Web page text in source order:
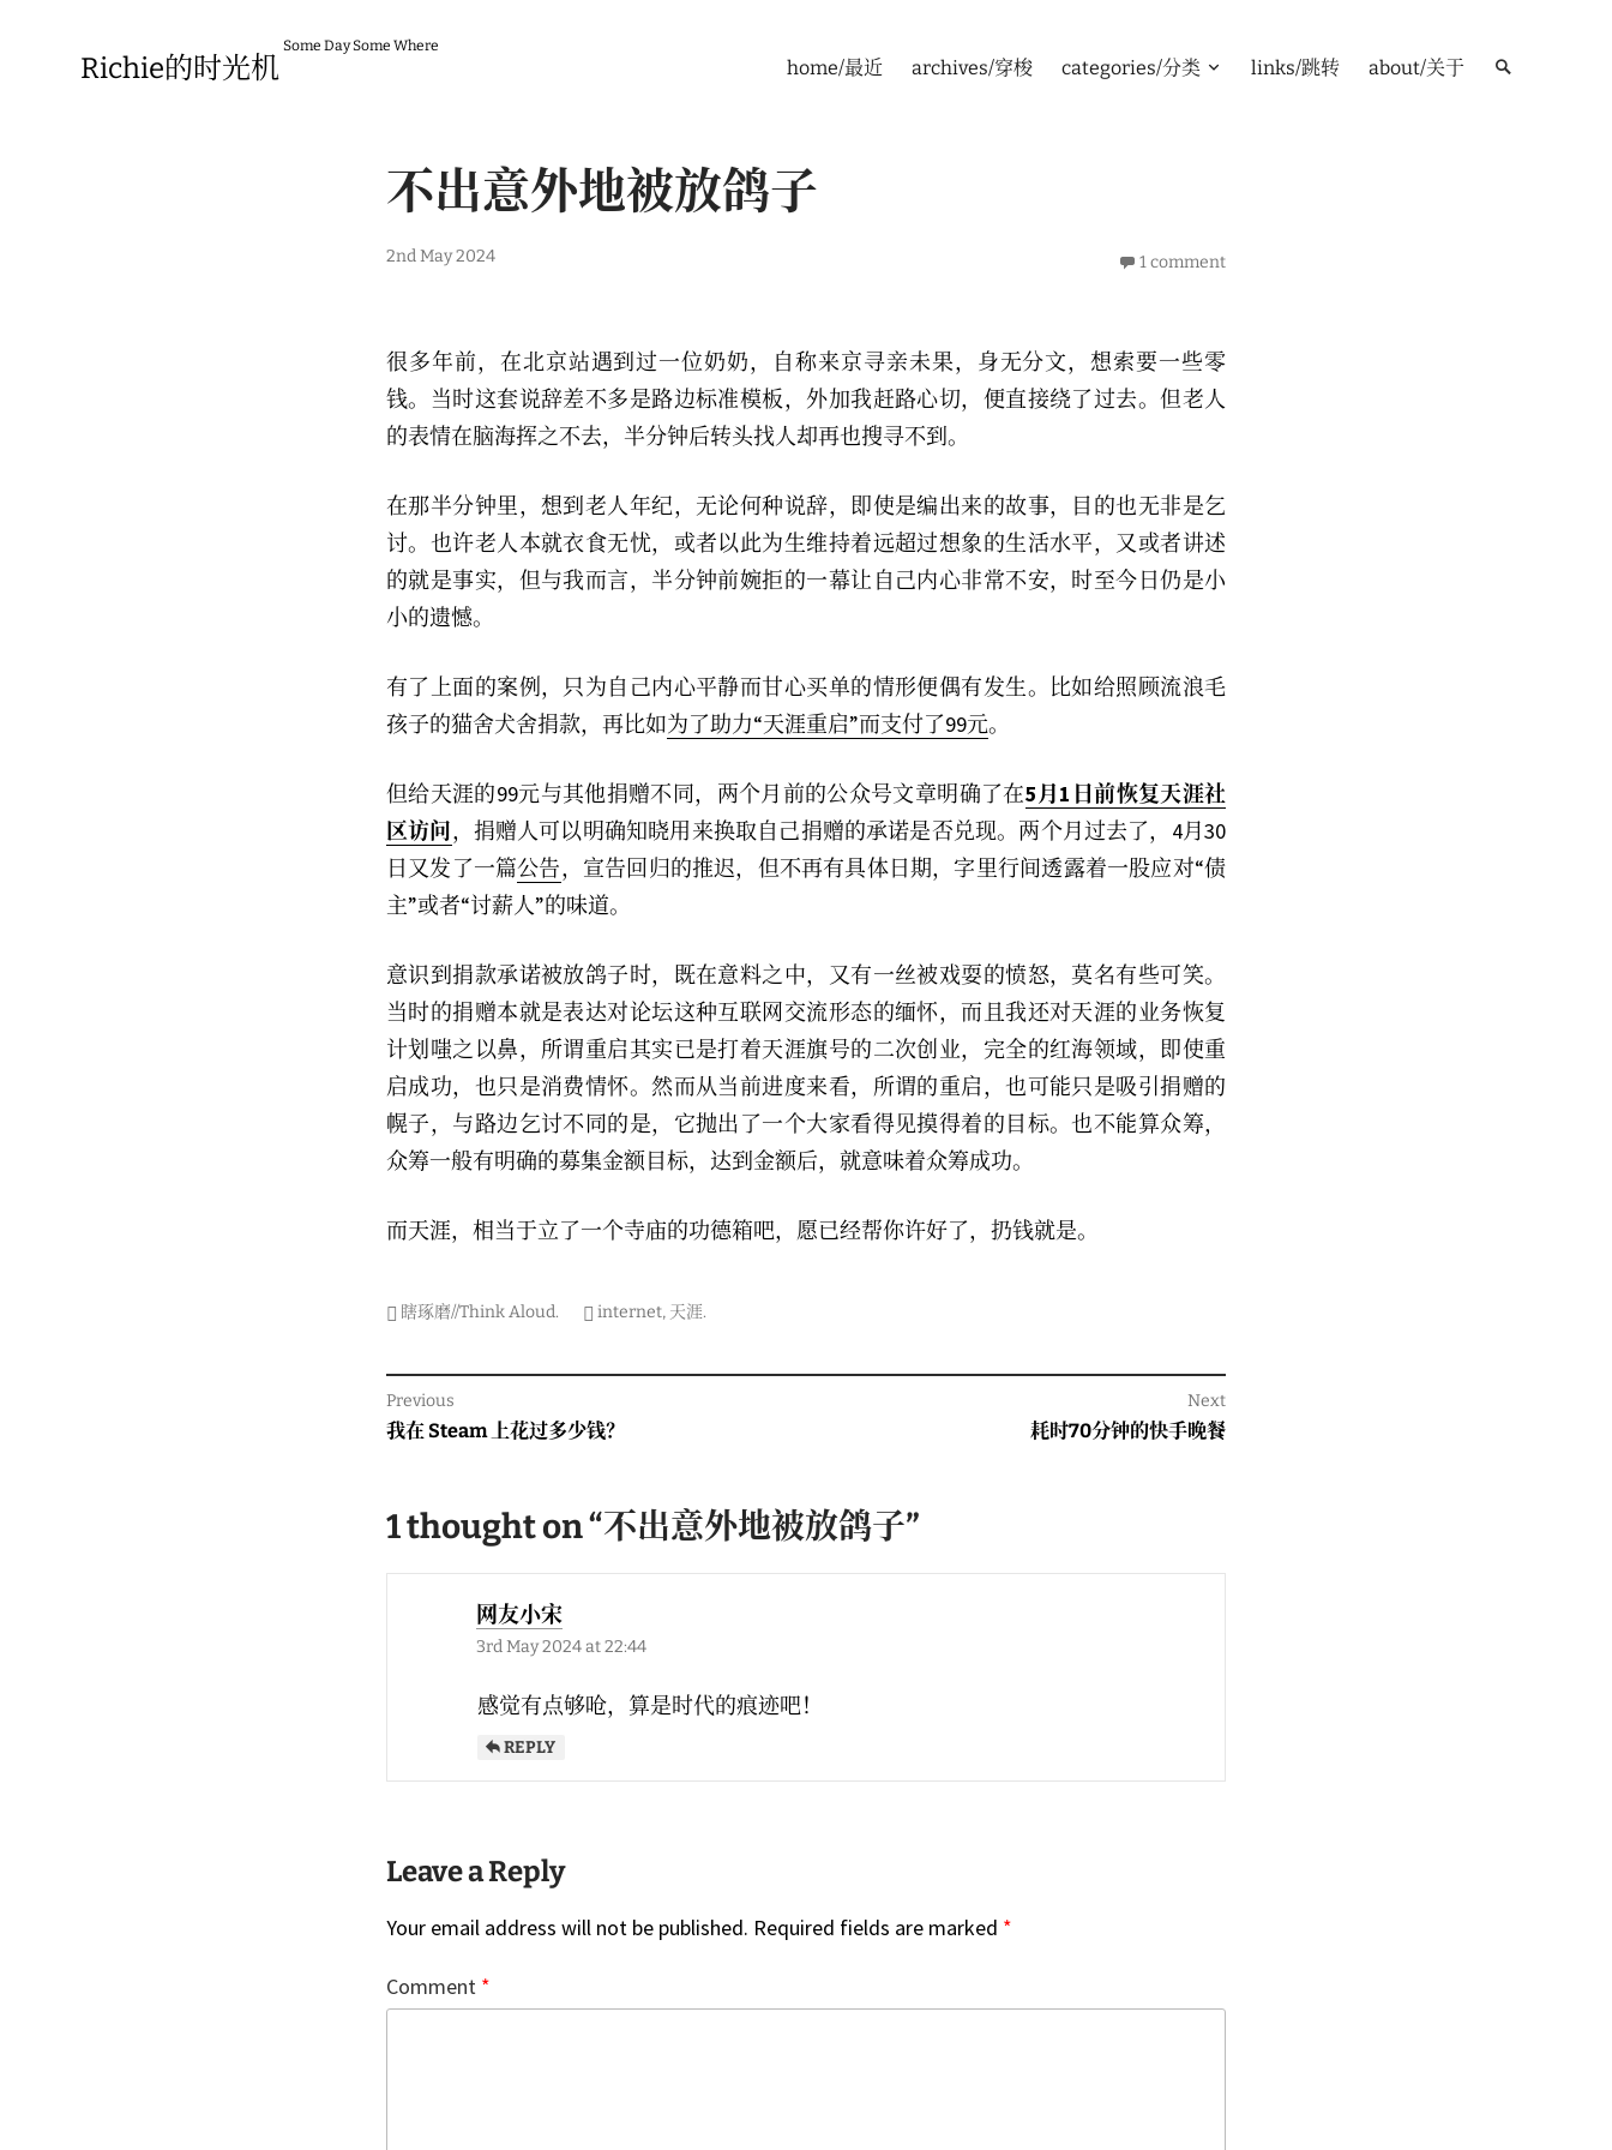
Richie的时光机
Some Day Some Where
home/最近 archives/穿梭 categories/分类 links/跳转 about/关于
不出意外地被放鸽子
2nd May 2024 1 comment
很多年前，在北京站遇到过一位奶奶，自称来京寻亲未果，身无分文，想索要一些零
钱。当时这套说辞差不多是路边标准模板，外加我赶路心切，便直接绕了过去。但老人
的表情在脑海挥之不去，半分钟后转头找人却再也搜寻不到。
在那半分钟里，想到老人年纪，无论何种说辞，即使是编出来的故事，目的也无非是乞
讨。也许老人本就衣食无忧，或者以此为生维持着远超过想象的生活水平，又或者讲述
的就是事实，但与我而言，半分钟前婉拒的一幕让自己内心非常不安，时至今日仍是小
小的遗憾。
有了上面的案例，只为自己内心平静而甘心买单的情形便偶有发生。比如给照顾流浪毛
孩子的猫舍犬舍捐款，再比如为了助力“天涯重启”而支付了99元。
但给天涯的99元与其他捐赠不同，两个月前的公众号文章明确了在5月1日前恢复天涯社
区访问，捐赠人可以明确知晓用来换取自己捐赠的承诺是否兑现。两个月过去了，4月30
日又发了一篇公告，宣告回归的推迟，但不再有具体日期，字里行间透露着一股应对“债
主”或者“讨薪人”的味道。
意识到捐款承诺被放鸽子时，既在意料之中，又有一丝被戏耍的愤怒，莫名有些可笑。
当时的捐赠本就是表达对论坛这种互联网交流形态的缅怀，而且我还对天涯的业务恢复
计划嗤之以鼻，所谓重启其实已是打着天涯旗号的二次创业，完全的红海领域，即使重
启成功，也只是消费情怀。然而从当前进度来看，所谓的重启，也可能只是吸引捐赠的
幌子，与路边乞讨不同的是，它抛出了一个大家看得见摸得着的目标。也不能算众筹，
众筹一般有明确的募集金额目标，达到金额后，就意味着众筹成功。
而天涯，相当于立了一个寺庙的功德箱吧，愿已经帮你许好了，扔钱就是。
瞎琢磨//Think Aloud. internet, 天涯.
Post
navigation
Previous
Previous
我在 Steam 上花过多少钱？
Next
Next
耗时70分钟的快手晚餐
1 thought on “不出意外地被放鸽子”
网友小宋
3rd May 2024 at 22:44
感觉有点够呛，算是时代的痕迹吧！
REPLY
Leave a Reply
Your email address will not be published. Required fields are marked *
Comment *